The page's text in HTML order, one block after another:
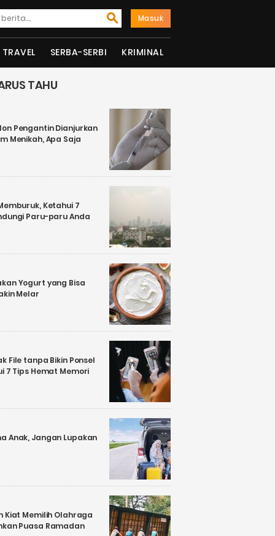
Masuk
TRAVEL SERBA-SERBI KRIMINAL
TAHU
Pengantin Dianjurkan
Menikah, Apa Saja
Ketahui 7
Paru-paru Anda
Yogurt yang Bisa
Melar
File tanpa Bikin Ponsel
7 Tips Hemat Memori
Anak, Jangan Lupakan
Kiat Memilih Olahraga
Puasa Ramadan